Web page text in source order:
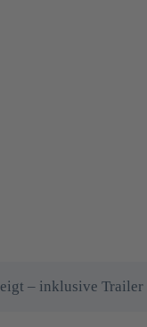
– inklusive